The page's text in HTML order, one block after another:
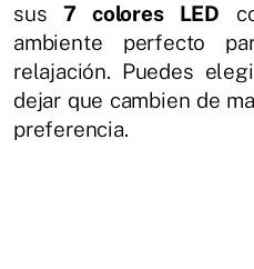
sus7 colores LED
ambiente perfecto
relajación. Puedes
dejar que cambien de
preferencia.